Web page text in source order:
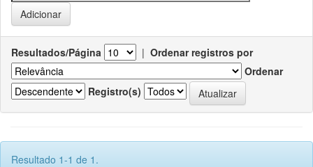
Resultados/Página | Ordenar registros por
Ordenar
Registro(s)
Resultado 1-1 de 1.